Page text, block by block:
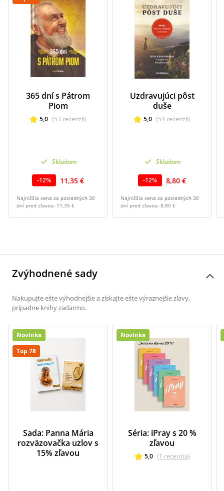
365 dní s Pátrom
Piom
5,0 (53 recenzií)
Skladom
-12% 11,35 €
Najnižšia cena za posledných 30
dní pred zľavou: 11,35 €
Uzdravujúci pôst
duše
5,0 (54 recenzií)
Skladom
-12% 8,80 €
Najnižšia cena za posledných 30
dní pred zľavou: 8,80 €
Zvýhodnené sady
Nakupujte ešte výhodnejšie a získajte ešte výraznejšie zľavy,
prípadne knihy zadarmo.
Novinka
Top 78
Sada: Panna Mária
rozväzovačka uzlov s
15% zľavou
Novinka
Séria: iPray s 20 %
zľavou
5,0 (1 recenzia)